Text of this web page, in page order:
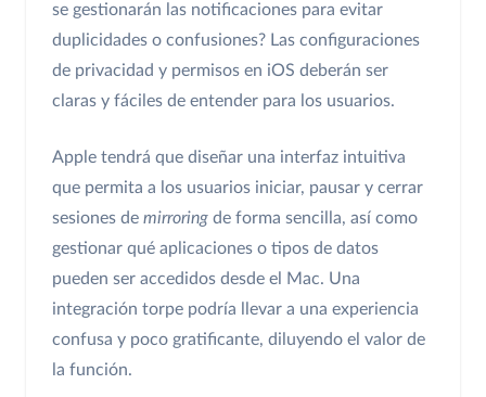
se gestionarán las notificaciones para evitar
duplicidades o confusiones? Las configuraciones
de privacidad y permisos en iOS deberán ser
claras y fáciles de entender para los usuarios.
Apple tendrá que diseñar una interfaz intuitiva
que permita a los usuarios iniciar, pausar y cerrar
sesiones de mirroring de forma sencilla, así como
gestionar qué aplicaciones o tipos de datos
pueden ser accedidos desde el Mac. Una
integración torpe podría llevar a una experiencia
confusa y poco gratificante, diluyendo el valor de
la función.